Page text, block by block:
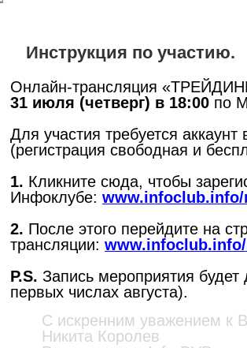
Инструкция по участию.
Онлайн-трансляция
31 июля (четверг) в 18:00 по
Для участия требуется
(регистрация свободная и
1. Кликните сюда, чтобы
Инфоклубе:
2. После этого перейдите на
трансляции:
P.S. Запись мероприятия будет
первых числах августа).
С искренним уважением к
Никита Королев